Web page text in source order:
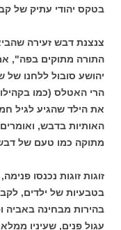
בטקס יהודי עתיק של
צנצנת דבש זעירה
התורה מתוקים בפה",
יהושע סובול ללחנו
הרי האטלס (כמו
את הילד שהגיע לגיל
האותיות בדבש,
מתוקה כמו טעם של
זוגות זוגות נכנסו
בטבעיות של ילדים,
בהירות מבחינה באביה
עגול פנים, שעיניו